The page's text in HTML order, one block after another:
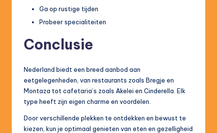
Ga op rustige tijden
Probeer specialiteiten
Conclusie
Nederland biedt een breed aanbod aan
eetgelegenheden, van restaurants zoals Bregje en
Montaza tot cafetaria’s zoals Akelei en Cinderella. Elk
type heeft zijn eigen charme en voordelen.
Door verschillende plekken te ontdekken en bewust te
kiezen, kun je optimaal genieten van eten en gezelligheid